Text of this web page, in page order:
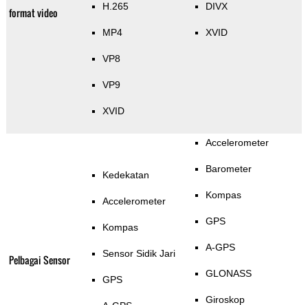
format video H.265
MP4
VP8
VP9
XVID
DIVX
XVID
Pelbagai Sensor
Kedekatan
Accelerometer
Kompas
Sensor Sidik Jari
GPS
Accelerometer
Barometer
Kompas
GPS
A-GPS
GLONASS
Giroskop